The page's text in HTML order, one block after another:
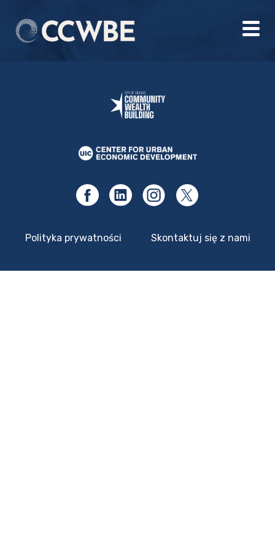
Polityka prywatności Skontaktuj się z nami